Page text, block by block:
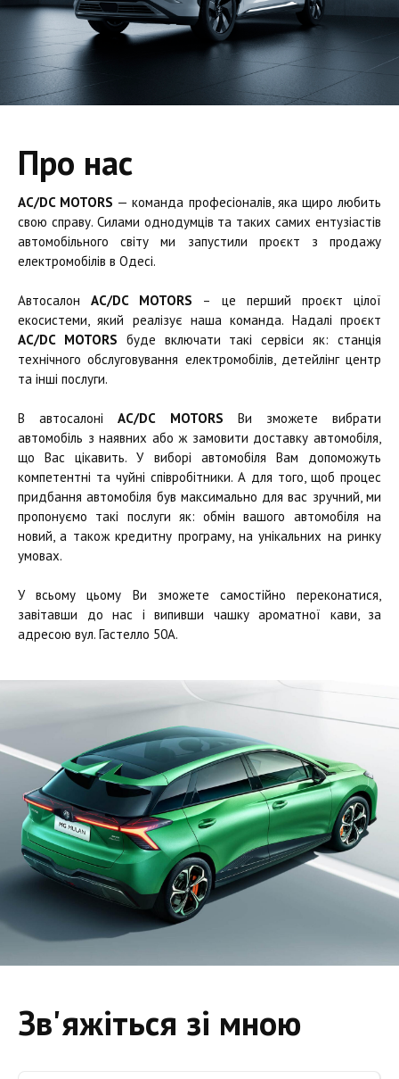
Про нас
AC/DC MOTORS — команда професіоналів, яка щиро любить
свою справу. Силами однодумців та таких самих ентузіастів
автомобільного світу ми запустили проєкт з продажу
електромобілів в Одесі.
АвтосалонAC/DC MOTORS – це перший проєкт цілої
екосистеми, який реалізує наша команда. Надалі проєкт
AC/DC MOTORS буде включати такі сервіси як: станція
технічного обслуговування електромобілів, детейлінг центр
та інші послуги.
В автосалоніAC/DC MOTORS Ви зможете вибрати
автомобіль з наявних або ж замовити доставку автомобіля,
що Вас цікавить. У виборі автомобіля Вам допоможуть
компетентні та чуйні співробітники. А для того, щоб процес
придбання автомобіля був максимально для вас зручний, ми
пропонуємо такі послуги як: обмін вашого автомобіля на
новий, а також кредитну програму, на унікальних на ринку
умовах.
У всьому цьому Ви зможете самостійно переконатися,
завітавши до нас і випивши чашку ароматної кави, за
адресою вул. Гастелло 50А.
Зв'яжіться зі мною